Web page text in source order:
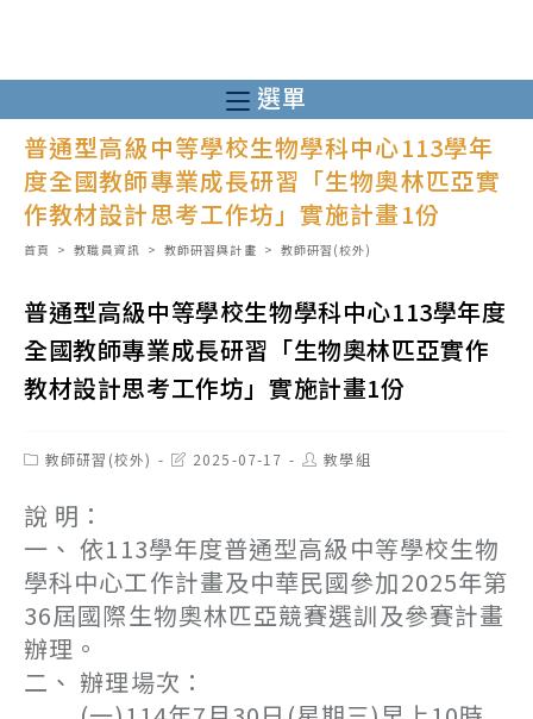
至
主
內
容
選單
普通型高級中等學校生物學科中心113學年
度全國教師專業成長研習「生物奧林匹亞實
作教材設計思考工作坊」實施計畫1份
首頁 > 教職員資訊 > 教師研習與計畫 > 教師研習(校外)
普通型高級中等學校生物學科中心113學年度
全國教師專業成長研習「生物奧林匹亞實作
教材設計思考工作坊」實施計畫1份
Post教師研習(校外)
Post2025-07-17
Post教學組
說 明：
一、 依113學年度普通型高級中等學校生物
學科中心工作計畫及中華民國參加2025年第
36屆國際生物奧林匹亞競賽選訓及參賽計畫
辦理。
二、 辦理場次：